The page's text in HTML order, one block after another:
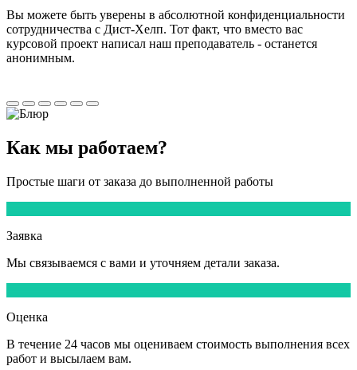
Вы можете быть уверены в абсолютной конфиденциальности
сотрудничества с Дист-Хелп. Тот факт, что вместо вас
курсовой проект написал наш преподаватель - останется
анонимным.
Как мы работаем?
Простые шаги от заказа до выполненной работы
Заявка
Мы связываемся с вами и уточняем детали заказа.
Оценка
В течение 24 часов мы оцениваем стоимость выполнения всех
работ и высылаем вам.